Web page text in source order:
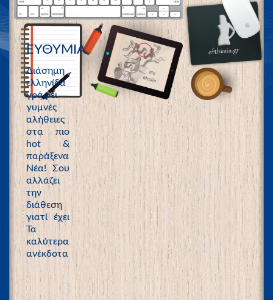
ΕΥΘΥΜΙΑ
Διάσημη
ελληνίδα
γράφει
γυμνές
αλήθειες
στα πιο
hot &
παράξενα
Νέα! Σου
αλλάζει
την
διάθεση
γιατί έχει
Τα
καλύτερα
ανέκδοτα